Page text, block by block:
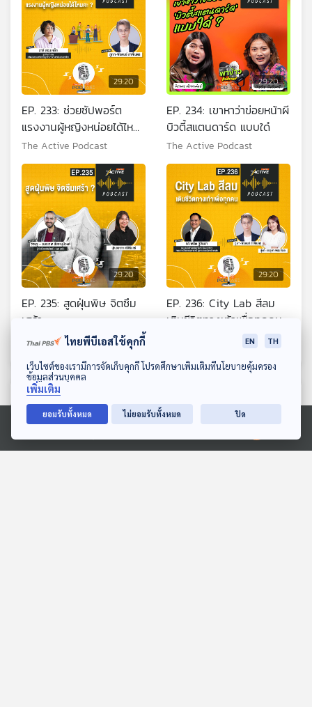
ดาวน์โหลด Thai PBS Podcast Application
Ⓒ 2020 องค์การกระจายเสียงและแพร่ภาพสาธารณะแห่งประเทศไทย
29:20
EP. 233: ช่วยซัปพอร์ต
แรงงานผู้หญิงหน่อยได้ไหม
คะ
The Active Podcast
29:20
EP. 234: เขาหาว่าข่อยหน้าผี
บิวตี้สแตนดาร์ด แบบใด๋
The Active Podcast
29:20
EP. 235: สูดฝุ่นพิษ จิตซึม
เศร้า
The Active Podcast
29:20
EP. 236: City Lab สีลม
เติมชีวิตทางเท้าเพื่อทุกคน
The Active Podcast
ตอนที่เกี่ยวข้อง
ไทยพีบีเอสใช้คุกกี้ EN TH
เว็บไซต์ของเรามีการจัดเก็บคุกกี้ โปรดศึกษาเพิ่มเติมที่นโยบายคุ้มครอง
ข้อมูลส่วนบุคคล
เพิ่มเติม
ยอมรับทั้งหมด ไม่ยอมรับทั้งหมด ปิด